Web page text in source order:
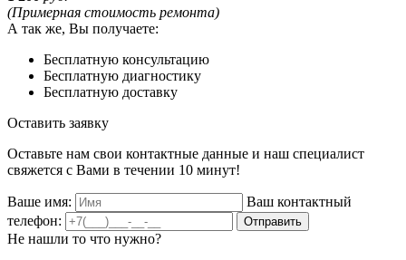
(Примерная стоимость ремонта)
А так же, Вы получаете:
Бесплатную консультацию
Бесплатную диагностику
Бесплатную доставку
Оставить заявку
Оставьте нам свои контактные данные и наш специалист
свяжется с Вами в течении 10 минут!
Ваше имя:
Ваш контактный
телефон:
Отправить
Не нашли то что нужно?